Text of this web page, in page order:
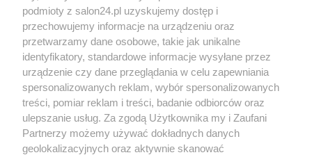
Społeczeństwo
Kultura
X Facebook Instagram Youtube
podmioty z salon24.pl uzyskujemy dostęp i
przechowujemy informacje na urządzeniu oraz
przetwarzamy dane osobowe, takie jak unikalne
identyfikatory, standardowe informacje wysyłane przez
urządzenie czy dane przeglądania w celu zapewniania
spersonalizowanych reklam, wybór spersonalizowanych
treści, pomiar reklam i treści, badanie odbiorców oraz
ulepszanie usług. Za zgodą Użytkownika my i Zaufani
Partnerzy możemy używać dokładnych danych
geolokalizacyjnych oraz aktywnie skanować